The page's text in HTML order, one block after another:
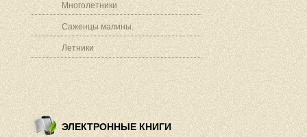
Многолетники
Саженцы малины.
Летники
ЭЛЕКТРОННЫЕ КНИГИ